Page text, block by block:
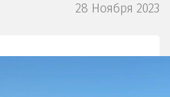
28 Ноября 2023